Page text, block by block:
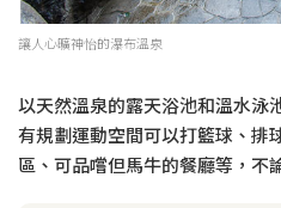
讓人心曠神怡的瀑布溫泉
以天然溫泉的露天浴池和溫水泳
有規劃運動空間可以打籃球、排
區、可品嚐但馬牛的餐廳等，不